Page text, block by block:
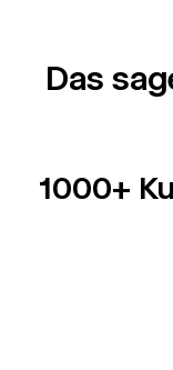
Das
1000+